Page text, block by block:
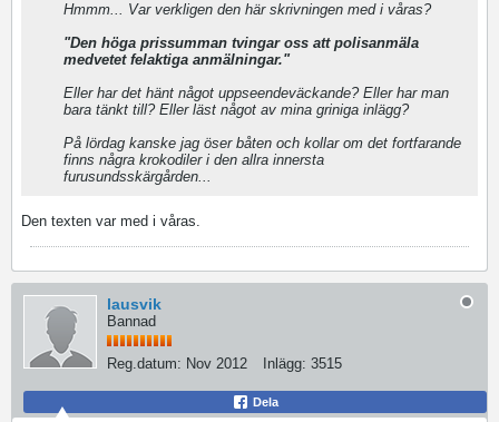
Hmmm... Var verkligen den här skrivningen med i våras?
"Den höga prissumman tvingar oss att polisanmäla
medvetet felaktiga anmälningar."
Eller har det hänt något uppseendeväckande? Eller har man
bara tänkt till? Eller läst något av mina griniga inlägg?
På lördag kanske jag öser båten och kollar om det fortfarande
finns några krokodiler i den allra innersta
furusundsskärgården...
Den texten var med i våras.
lausvik
Bannad
Reg.datum: Nov 2012 Inlägg: 3515
Dela